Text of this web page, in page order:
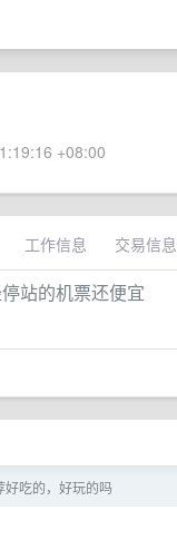
+08:00
工作信息 交易信息
站的机票还便宜
好吃的，好玩的吗